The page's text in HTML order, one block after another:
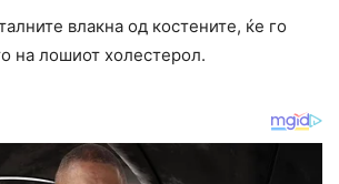
влакна од костените, ќе го
на лошиот холестерол.